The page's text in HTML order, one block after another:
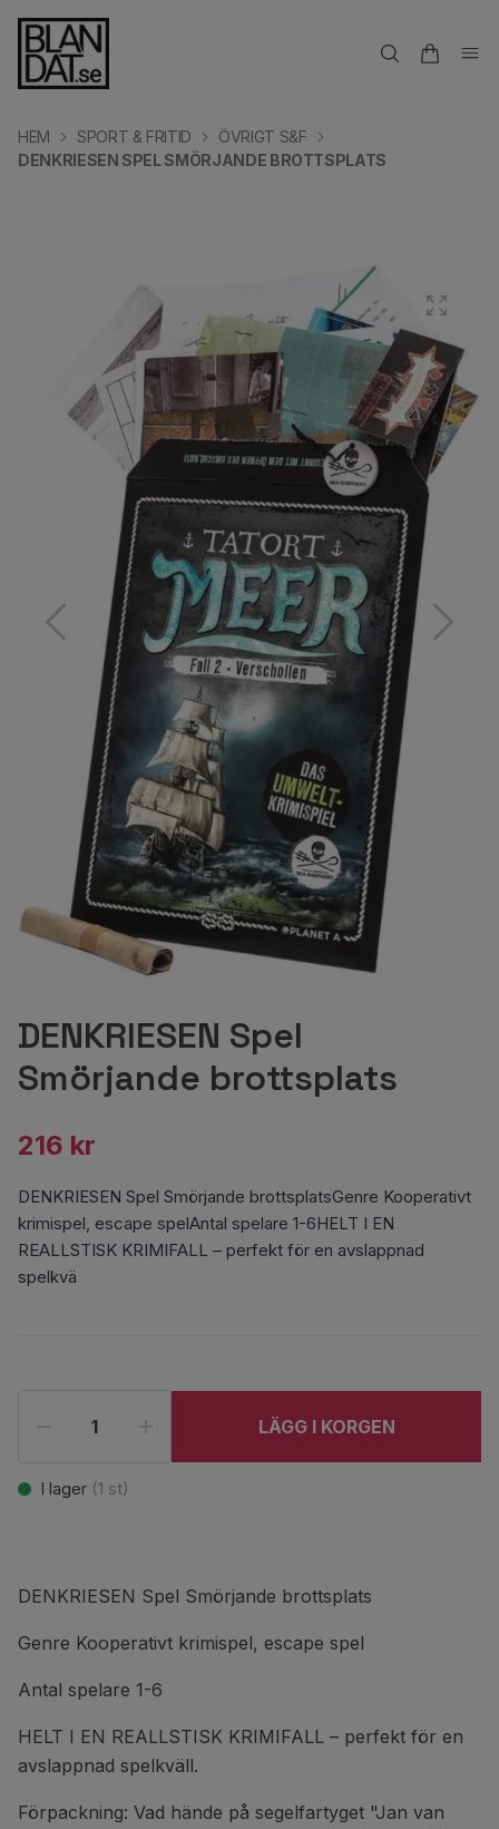
HEM SPORT & FRITID
ÖVRIGT S&F
DENKRIESEN SPEL SMÖRJANDE BROTTSPLATS
DENKRIESEN Spel
Smörjande brottsplats
216 kr
DENKRIESEN Spel Smörjande brottsplatsGenre Kooperativt
krimispel, escape spelAntal spelare 1-6HELT I EN
REALLSTISK KRIMIFALL – perfekt för en avslappnad
spelkvä
LÄGG I KORGEN
I lager (1 st)
DENKRIESEN Spel Smörjande brottsplats
Genre Kooperativt krimispel, escape spel
Antal spelare 1-6
HELT I EN REALLSTISK KRIMIFALL – perfekt för en
avslappnad spelkväll.
Förpackning: Vad hände på segelfartyget "Jan van